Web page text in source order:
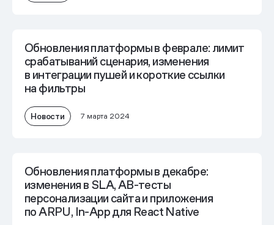
Обновления платформы в феврале: лимит
срабатываний сценария, изменения
в интеграции пушей и короткие ссылки
на фильтры
Новости 7 марта 2024
Обновления платформы в декабре:
изменения в SLA, AB-тесты
персонализации сайта и приложения
по ARPU, In-App для React Native